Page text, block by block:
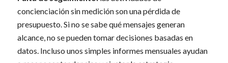
concienciación sin medición son una pérdida de
presupuesto. Si no se sabe qué mensajes generan
alcance, no se pueden tomar decisiones basadas en
datos. Incluso unos simples informes mensuales ayudan